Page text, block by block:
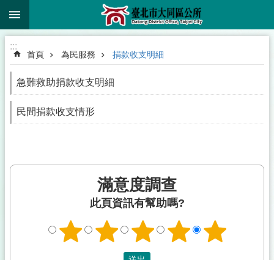
跳到主要內容區塊
:::
首頁 為民服務 捐款收支明細
急難救助捐款收支明細
民間捐款收支情形
滿意度調查
此頁資訊有幫助嗎?